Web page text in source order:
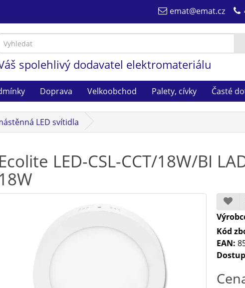
emat@emat.cz
spolehlivý dodavatel elektromateriálu
Doprava Velkoobchod Palety, cívky Časté
LED svítidla
Ecolite LED-CSL-CCT/18W/BI
18W
Kód
EAN: